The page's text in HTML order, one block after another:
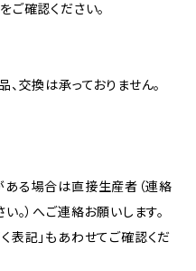
ご確認ください。
交換は承っておりません。
る場合は直接生産者（連絡
。）へご連絡お願いします。
表記」もあわせてご確認くだ